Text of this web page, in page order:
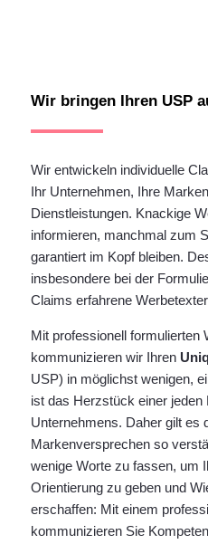
Wir bringen Ihren USP
Wir entwickeln individuelle
Ihr Unternehmen, Ihre
Dienstleistungen. Knackige
informieren, manchmal zum
garantiert im Kopf bleiben.
insbesondere bei der
Claims erfahrene
Mit professionell formulierten
kommunizieren wir Ihren
USP) in möglichst wenigen,
ist das Herzstück einer jeden
Unternehmens. Daher gilt es
Markenversprechen so
wenige Worte zu fassen, um
Orientierung zu geben und
erschaffen: Mit einem
kommunizieren Sie